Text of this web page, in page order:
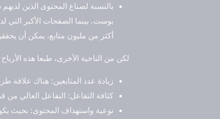
أكثر من مليون متابع، يمكن أن
لكن من الناحية الأخرى، طبعا هذه الأرباح
زيادة عدد المتابعين: هناك علاقة
كثافة التفاعل: التفاعل العالي من
نوعية واستهداف المحتوى: بحيث